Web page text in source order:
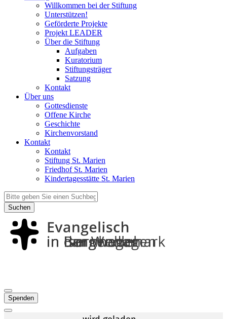
Willkommen bei der Stiftung
Unterstützen!
Geförderte Projekte
Projekt LEADER
Über die Stiftung
Aufgaben
Kuratorium
Stiftungsträger
Satzung
Kontakt
Über uns
Gottesdienste
Offene Kirche
Geschichte
Kirchenvorstand
Kontakt
Kontakt
Stiftung St. Marien
Friedhof St. Marien
Kindertagesstätte St. Marien
Suchen
Spenden